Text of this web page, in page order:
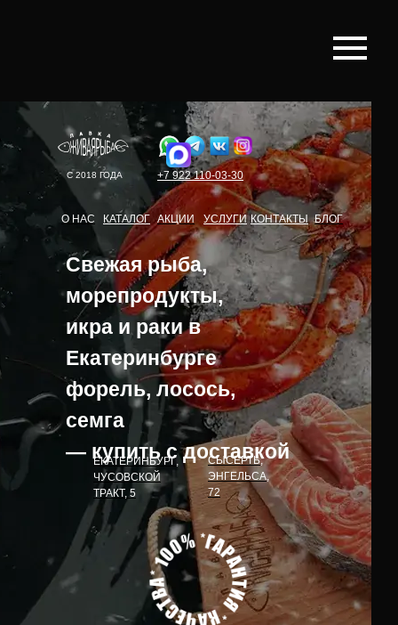
С 2018 ГОДА
КОНТАКТЫ
УСЛУГИ
О НАС БЛОГ
АКЦИИ
КАТАЛОГ
+7 922110-03-30
СЫСЕРТЬ,
ЭНГЕЛЬСА,
72
ЕКАТЕРИНБУРГ,
ЧУСОВСКОЙ
ТРАКТ, 5
Свежая рыба,
морепродукты,
икра и раки в
Екатеринбурге
форель, лосось,
семга
— купить с доставкой